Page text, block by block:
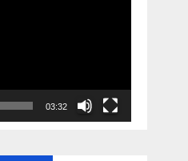
03:32